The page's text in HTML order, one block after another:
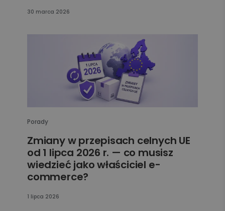
30 marca 2026
Porady
Zmiany w przepisach celnych UE
od 1 lipca 2026 r. — co musisz
wiedzieć jako właściciel e-
commerce?
1 lipca 2026